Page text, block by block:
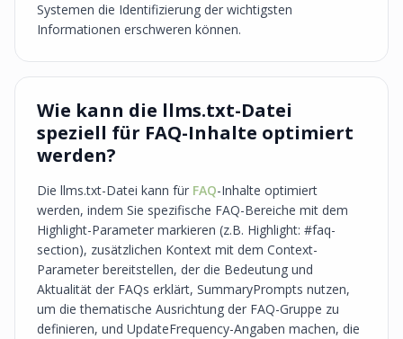
Systemen die Identifizierung der wichtigsten
Informationen erschweren können.
Wie kann die llms.txt-Datei
speziell für FAQ-Inhalte optimiert
werden?
Die llms.txt-Datei kann für FAQ-Inhalte optimiert
werden, indem Sie spezifische FAQ-Bereiche mit dem
Highlight-Parameter markieren (z.B. Highlight: #faq-
section), zusätzlichen Kontext mit dem Context-
Parameter bereitstellen, der die Bedeutung und
Aktualität der FAQs erklärt, SummaryPrompts nutzen,
um die thematische Ausrichtung der FAQ-Gruppe zu
definieren, und UpdateFrequency-Angaben machen, die